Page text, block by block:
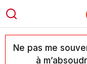
Ne pas me
à